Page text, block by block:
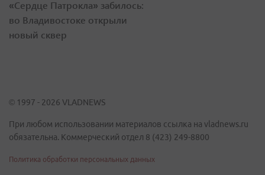
«Сердце Патрокла» забилось:
во Владивостоке открыли
новый сквер
© 1997 - 2026 VLADNEWS
При любом использовании материалов ссылка на vladnews.ru
обязательна. Коммерческий отдел 8 (423) 249-8800
Политика обработки персональных данных